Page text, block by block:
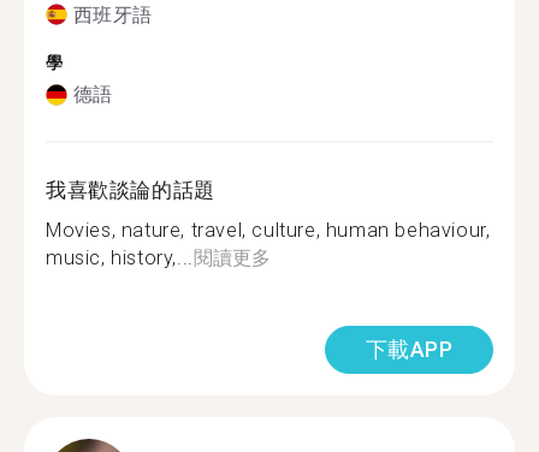
西班牙語
學
德語
我喜歡談論的話題
Movies, nature, travel, culture, human behaviour,
music, history,...閱讀更多
下載APP